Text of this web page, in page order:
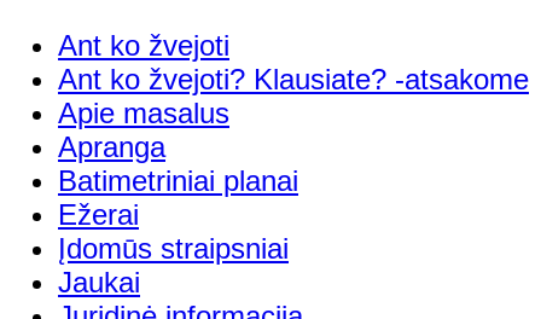
Ant ko žvejoti
Ant ko žvejoti? Klausiate? -atsakome
Apie masalus
Apranga
Batimetriniai planai
Ežerai
Įdomūs straipsniai
Jaukai